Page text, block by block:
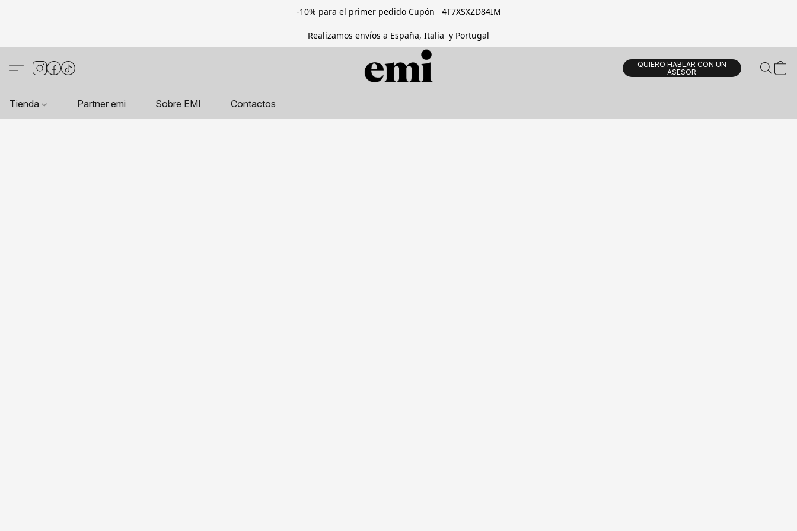
-10% para el primer pedido Cupón 4T7XSXZD84IM
Realizamos envíos a España, Italia y Portugal
QUIERO HABLAR CON UN
ASESOR
Tienda Partner emi Sobre EMI Contactos